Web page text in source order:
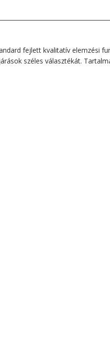
fejlett kvalitatív elemzési
széles választékát.